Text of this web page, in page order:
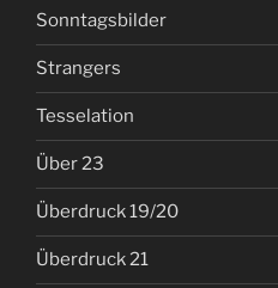
Sonntagsbilder
Strangers
Tesselation
Über 23
Überdruck 19/20
Überdruck 21